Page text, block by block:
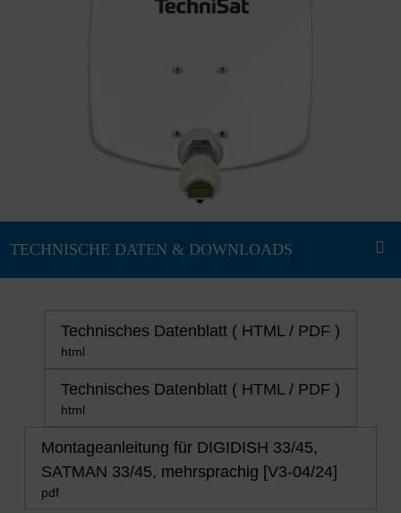
Technisches Datenblatt ( HTML / PDF )
html
Technisches Datenblatt ( HTML / PDF )
html
Montageanleitung für DIGIDISH 33/45,
SATMAN 33/45, mehrsprachig [V3-04/24]
pdf